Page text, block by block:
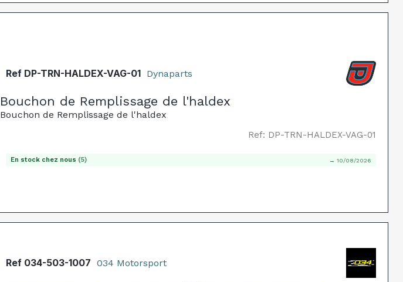
Ref DP-TRN-HALDEX-VAG-01 Dynaparts
Bouchon de Remplissage de l'haldex
Bouchon de Remplissage de l'haldex
Ref: DP-TRN-HALDEX-VAG-01
En stock chez nous (5) → 10/08/2026
Ref 034-503-1007 034 Motorsport